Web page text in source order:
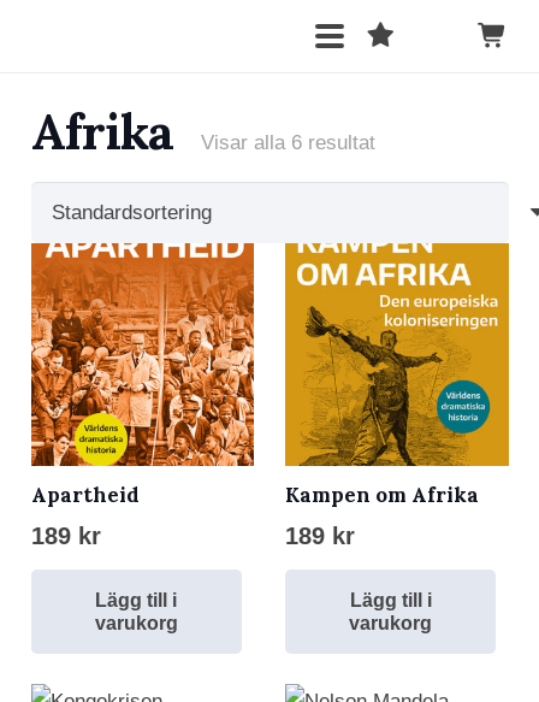
Afrika Visar alla 6 resultat
Apartheid
189 kr
Lägg till i
varukorg
Kampen om Afrika
189 kr
Lägg till i
varukorg